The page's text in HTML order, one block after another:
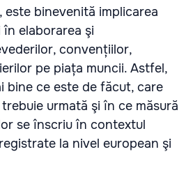
binevenită implicarea
elaborarea şi
convențiilor,
pe piața muncii. Astfel,
bine ce este de făcut, care
urmată şi în ce măsură
se înscriu în contextul
la nivel european şi